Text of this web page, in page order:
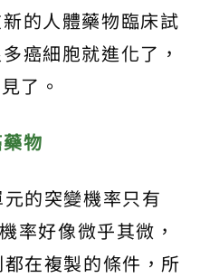
的人體藥物臨床試
癌細胞就進化了，
了。
物
的突變機率只有
率好像微乎其微，
在複製的條件，所